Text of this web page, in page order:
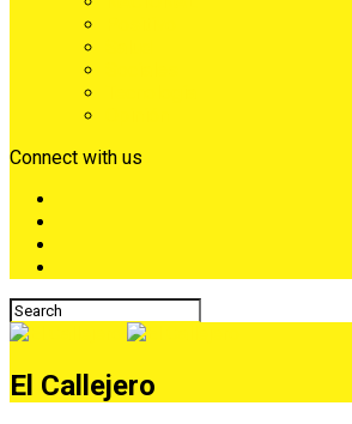
Connect with us
El Callejero